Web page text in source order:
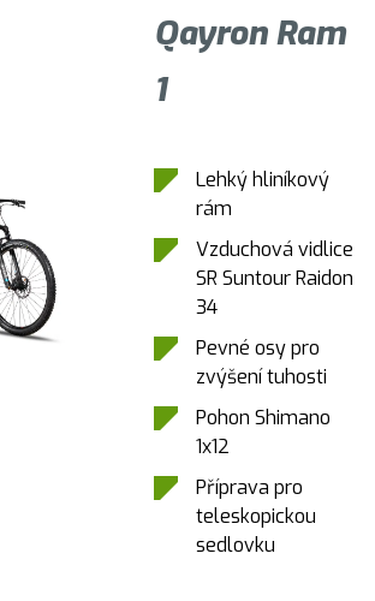
Qayron Ram
1
Lehký hliníkový
rám
Vzduchová vidlice
SR Suntour Raidon
34
Pevné osy pro
zvýšení tuhosti
Pohon Shimano
1x12
Příprava pro
teleskopickou
sedlovku